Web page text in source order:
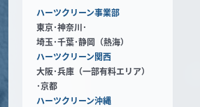
ハーツクリーン事業部
東京･神奈川･
埼玉･千葉･静岡（熱海）
ハーツクリーン関西
大阪･兵庫（一部有料エリア）
･京都
ハーツクリーン沖縄